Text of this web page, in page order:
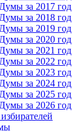
за 2017 год
за 2018 год
за 2019 год
за 2020 год
за 2021 год
за 2022 год
за 2023 год
за 2024 год
за 2025 год
за 2026 год